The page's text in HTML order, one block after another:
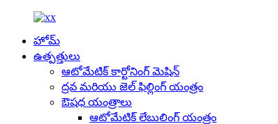
హోమ్
ఉత్పత్తులు
ఆటోమేటిక్ కార్టోనింగ్ మెషిన్
ద్రవ మరియు జెల్ ఫిల్లింగ్ యంత్రం
ఔషధ యంత్రాలు
ఆటోమేటిక్ లేబులింగ్ యంత్రం